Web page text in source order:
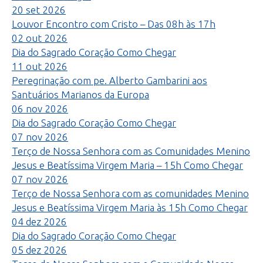
20 set 2026
Louvor Encontro com Cristo – Das 08h às 17h
02 out 2026
Dia do Sagrado Coração Como Chegar
11 out 2026
Peregrinação com pe. Alberto Gambarini aos
Santuários Marianos da Europa
06 nov 2026
Dia do Sagrado Coração Como Chegar
07 nov 2026
Terço de Nossa Senhora com as Comunidades Menino
Jesus e Beatíssima Virgem Maria – 15h Como Chegar
07 nov 2026
Terço de Nossa Senhora com as comunidades Menino
Jesus e Beatíssima Virgem Maria às 15h Como Chegar
04 dez 2026
Dia do Sagrado Coração Como Chegar
05 dez 2026